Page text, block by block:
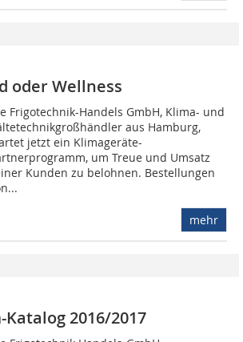
oder Wellness
Frigotechnik-Handels GmbH, Klima- und
aus Hamburg,
jetzt ein Klimageräte-
um Treue und Umsatz
Kunden zu belohnen. Bestellungen
mehr
2016/2017